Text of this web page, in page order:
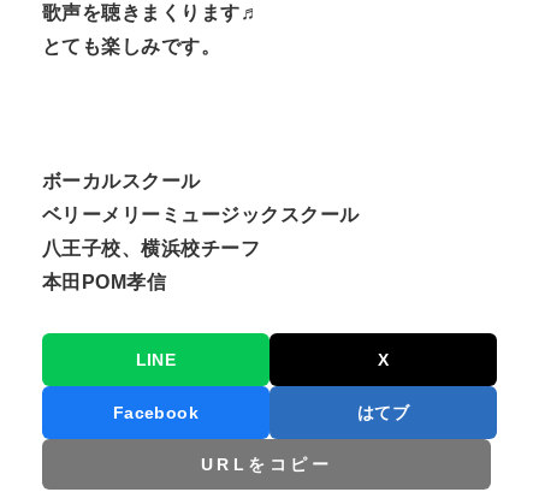
歌声を聴きまくります♬
とても楽しみです。
ボーカルスクール
ベリーメリーミュージックスクール
八王子校、横浜校チーフ
本田POM孝信
LINE X
Facebook はてブ
URLをコピー